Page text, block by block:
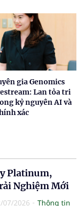
gia Genomics
Lan tỏa tri
kỷ nguyên AI và
xác
Platinum,
Nghiệm Mới
07/2026
Thông tin